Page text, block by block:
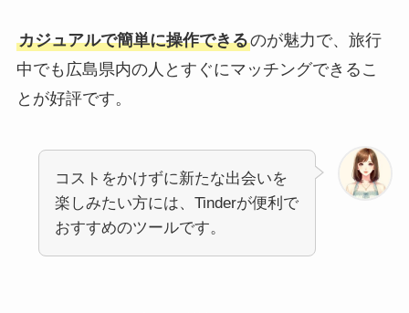
カジュアルで簡単に操作できるのが魅力で、旅行
中でも広島県内の人とすぐにマッチングできるこ
とが好評です。
コストをかけずに新たな出会いを
楽しみたい方には、Tinderが便利で
おすすめのツールです。